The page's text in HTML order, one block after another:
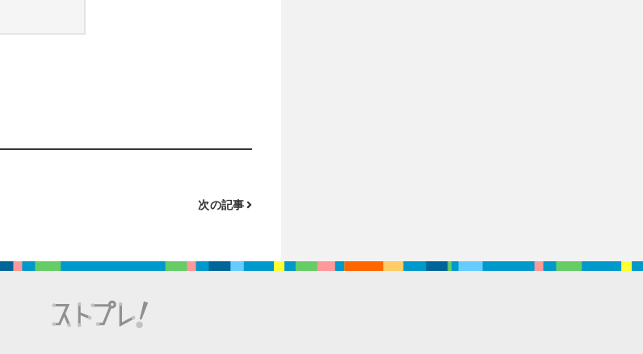
次の記事